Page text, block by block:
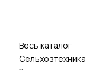
Весь каталог
Сельхозтехника